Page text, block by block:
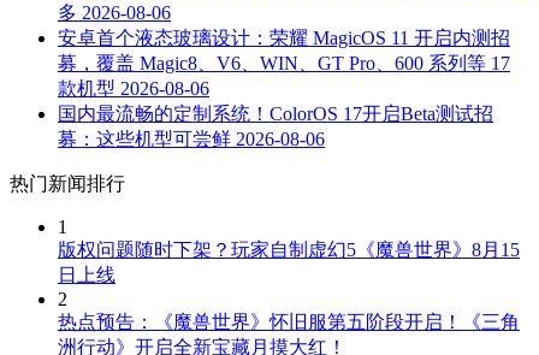
多 2026-08-06
安卓首个液态玻璃设计：荣耀 MagicOS 11 开启内测招
募，覆盖 Magic8、V6、WIN、GT Pro、600 系列等 17
款机型 2026-08-06
国内最流畅的定制系统！ColorOS 17开启Beta测试招
募：这些机型可尝鲜 2026-08-06
热门新闻排行
1
版权问题随时下架？玩家自制虚幻5《魔兽世界》8月15
日上线
2
热点预告：《魔兽世界》怀旧服第五阶段开启！《三角
洲行动》开启全新宝藏月摸大红！